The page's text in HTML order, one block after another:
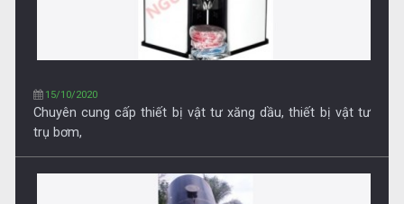
15/10/2020
Chuyên cung cấp bồn chứa xăng dầu